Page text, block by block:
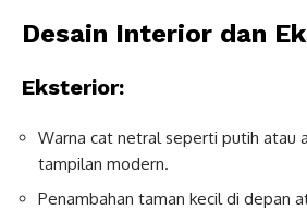
Desain Interior dan
Eksterior:
Warna cat netral seperti putih atau
tampilan modern.
Penambahan taman kecil di depan